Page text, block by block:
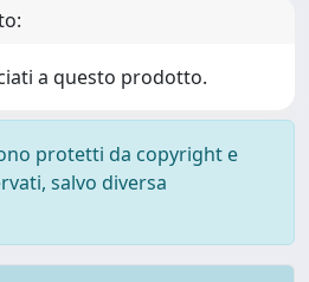
a questo prodotto.
protetti da copyright e
salvo diversa